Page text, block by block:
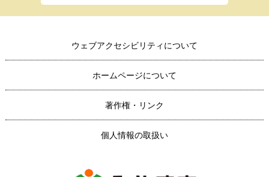
ウェブアクセシビリティについて
ホームページについて
著作権・リンク
個人情報の取扱い